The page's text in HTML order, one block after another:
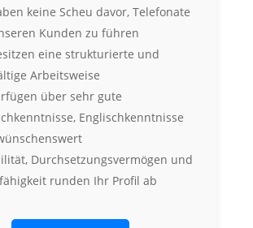
keine Scheu davor, Telefonate
Kunden zu führen
eine strukturierte und
Arbeitsweise
über sehr gute
Englischkenntnisse
Durchsetzungsvermögen und
runden Ihr Profil ab